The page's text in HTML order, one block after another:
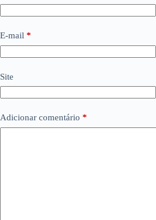
E-mail *
Site
Adicionar comentário *